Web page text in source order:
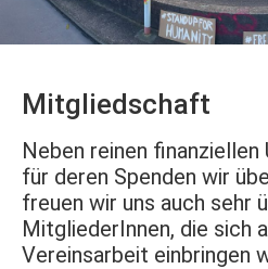
Mitgliedschaft
Neben reinen
für deren Spenden wir
freuen wir uns auch sehr
MitgliederInnen, die sich
Vereinsarbeit einbringen